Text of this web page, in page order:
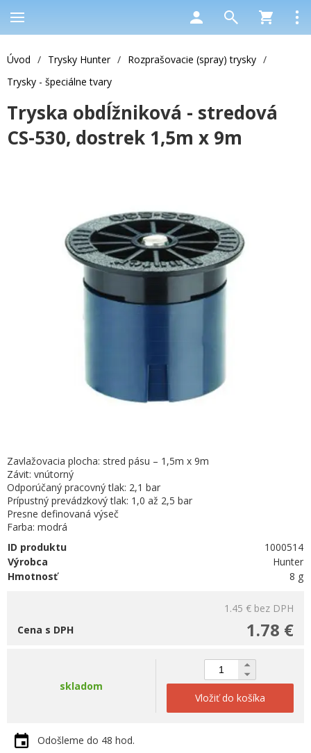
Úvod / Trysky Hunter / Rozprašovacie (spray) trysky /
Trysky - špeciálne tvary
Tryska obdĺžniková - stredová
CS-530, dostrek 1,5m x 9m
Zavlažovacia plocha: stred pásu – 1,5m x 9m
Závit: vnútorný
Odporúčaný pracovný tlak: 2,1 bar
Prípustný prevádzkový tlak: 1,0 až 2,5 bar
Presne definovaná výseč
Farba: modrá
ID produktu
1000514
Výrobca
Hunter
Hmotnosť
8 g
1.45 € bez DPH
1.78 €
Cena s DPH
skladom
Vložiť do košíka
Odošleme do 48 hod.